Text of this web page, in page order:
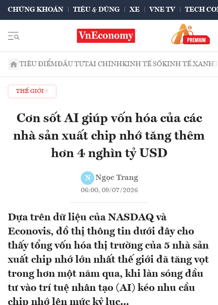
CHỨNG KHOÁN TIÊU & DÙNG XE VNE TV TECH
TIÊU ĐIỂMĐẦU TƯTÀI CHÍNHKINH TẾ SỐKINH TẾ XANH
THẾ GIỚI
Cơn sốt AI giúp vốn hóa của các
nhà sản xuất chip nhớ tăng thêm
hơn 4 nghìn tỷ USD
N Ngọc Trang
06:00, 09/07/2026
Dựa trên dữ liệu của NASDAQ và
Econovis, đồ thị thông tin dưới đây cho
thấy tổng vốn hóa thị trường của 5 nhà sản
xuất chip nhớ lớn nhất thế giới đã tăng vọt
trong hơn một năm qua, khi làn sóng đầu
tư vào trí tuệ nhân tạo (AI) kéo nhu cầu
chip nhớ lên mức kỷ lục...